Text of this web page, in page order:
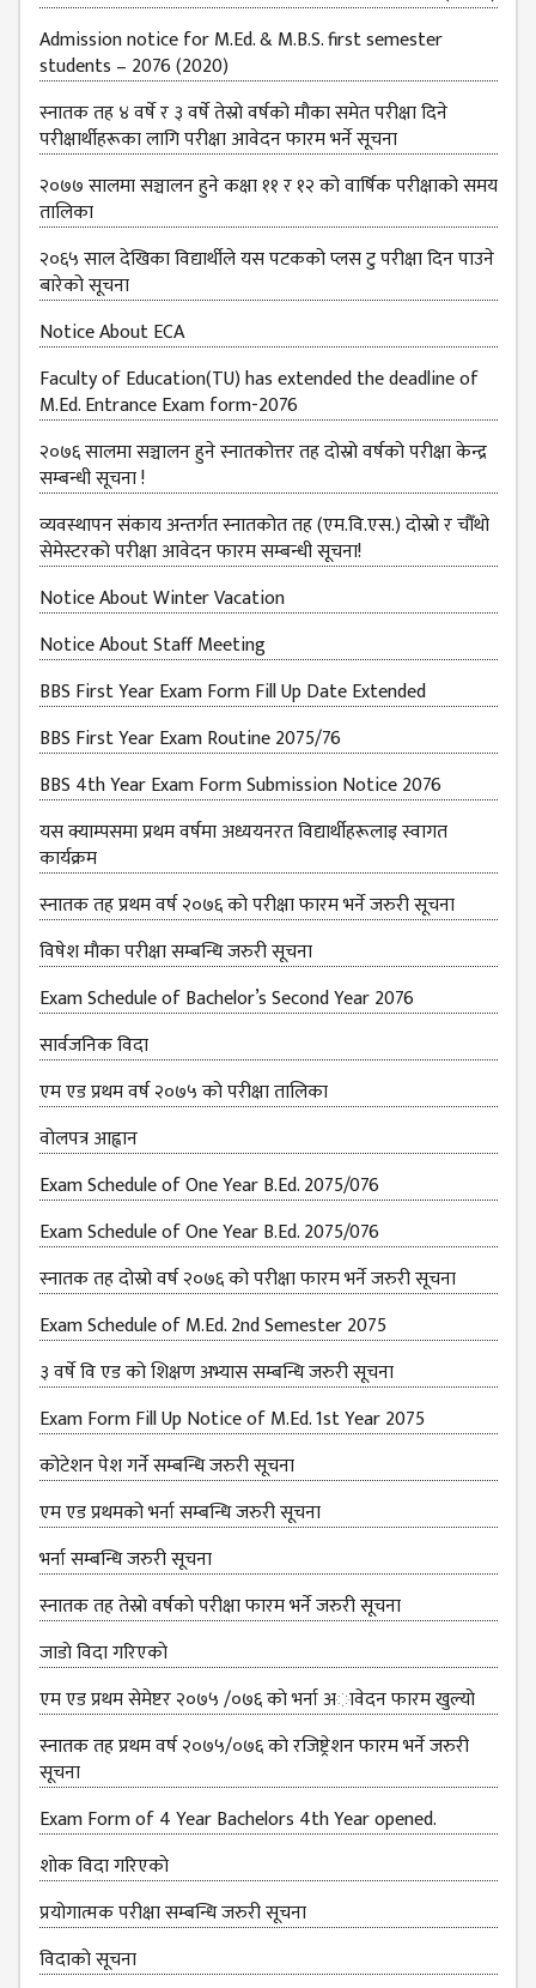
Admission notice for M.Ed. & M.B.S. first semester
students – 2076 (2020)
स्नातक तह ४ वर्षे र ३ वर्षे तेस्रो वर्षको मौका समेत परीक्षा दिने
परीक्षार्थीहरूका लागि परीक्षा आवेदन फारम भर्ने सूचना
२०७७ सालमा सञ्चालन हुने कक्षा ११ र १२ को वार्षिक परीक्षाको समय
तालिका
२०६५ साल देखिका विद्यार्थीले यस पटकको प्लस टु परीक्षा दिन पाउने
बारेको सूचना
Notice About ECA
Faculty of Education(TU) has extended the deadline of
M.Ed. Entrance Exam form-2076
२०७६ सालमा सञ्चालन हुने स्नातकोत्तर तह दोस्रो वर्षको परीक्षा केन्द्र
सम्बन्धी सूचना !
व्यवस्थापन संकाय अन्तर्गत स्नातकोत तह (एम.वि.एस.) दोस्रो र चौँथो
सेमेस्टरको परीक्षा आवेदन फारम सम्बन्धी सूचना!
Notice About Winter Vacation
Notice About Staff Meeting
BBS First Year Exam Form Fill Up Date Extended
BBS First Year Exam Routine 2075/76
BBS 4th Year Exam Form Submission Notice 2076
यस क्याम्पसमा प्रथम वर्षमा अध्ययनरत विद्यार्थीहरूलाइ स्वागत
कार्यक्रम
स्नातक तह प्रथम वर्ष २०७६ को परीक्षा फारम भर्ने जरुरी सूचना
विषेश माैका परीक्षा सम्बन्धि जरुरी सूचना
Exam Schedule of Bachelor’s Second Year 2076
सार्वजनिक विदा
एम एड प्रथम वर्ष २०७५ को परीक्षा तालिका
वोलपत्र आह्वान
Exam Schedule of One Year B.Ed. 2075/076
Exam Schedule of One Year B.Ed. 2075/076
स्नातक तह दोस्रो वर्ष २०७६ को परीक्षा फारम भर्ने जरुरी सूचना
Exam Schedule of M.Ed. 2nd Semester 2075
३ वर्षे वि एड को शिक्षण अभ्यास सम्बन्धि जरुरी सूचना
Exam Form Fill Up Notice of M.Ed. 1st Year 2075
कोटेशन पेश गर्ने सम्बन्धि जरुरी सूचना
एम एड प्रथमको भर्ना सम्बन्धि जरुरी सूचना
भर्ना सम्बन्धि जरुरी सूचना
स्नातक तह तेस्राे वर्षकाे परीक्षा फारम भर्ने जरुरी सूचना
जाडाे विदा गरिएकाे
एम एड प्रथम सेमेष्टर २०७५ /०७६ काे भर्ना अावेदन फारम खुल्याे
स्नातक तह प्रथम वर्ष २०७५/०७६ काे रजिष्ट्रेशन फारम भर्ने जरुरी
सूचना
Exam Form of 4 Year Bachelors 4th Year opened.
शाेक विदा गरिएकाे
प्रयोगात्मक परीक्षा सम्बन्धि जरुरी सूचना
विदाकाे सूचना